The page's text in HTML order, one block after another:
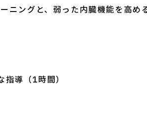
ニングと、弱った内臓機能を高め
指導（1時間）